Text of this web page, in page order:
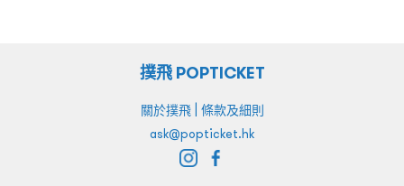
撲飛 POPTICKET
關於撲飛| 條款及細則
ask@popticket.hk